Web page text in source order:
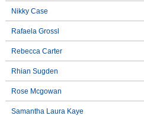
Nikky Case
Rafaela Grossl
Rebecca Carter
Rhian Sugden
Rose Mcgowan
Samantha Laura Kaye